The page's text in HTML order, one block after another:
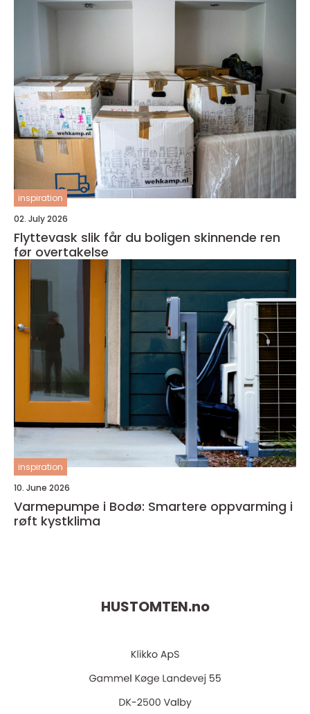
inspiration
02. July 2026
Flyttevask slik får du boligen skinnende ren
før overtakelse
inspiration
10. June 2026
Varmepumpe i Bodø: Smartere oppvarming i
røft kystklima
HUSTOMTEN.no